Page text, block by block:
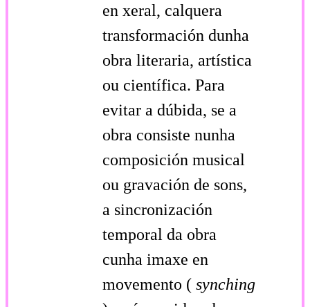
en xeral, calquera
transformación dunha
obra literaria, artística
ou científica. Para
evitar a dúbida, se a
obra consiste nunha
composición musical
ou gravación de sons,
a sincronización
temporal da obra
cunha imaxe en
movemento ( synching